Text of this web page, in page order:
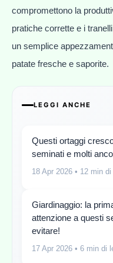
compromettono la
pratiche corrette e i
un semplice
patate fresche e saporite.
LEGGI ANCHE
Questi ortaggi
seminati e molti
18 Apr 2026 • 12 min
Giardinaggio: la
attenzione a questi
evitare!
17 Apr 2026 • 6 min di